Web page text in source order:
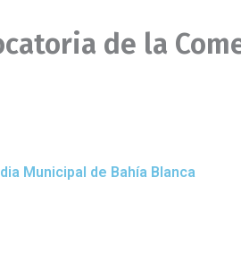
de la
Municipal de Bahía Blanca